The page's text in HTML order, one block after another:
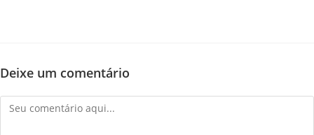
Deixe um comentário